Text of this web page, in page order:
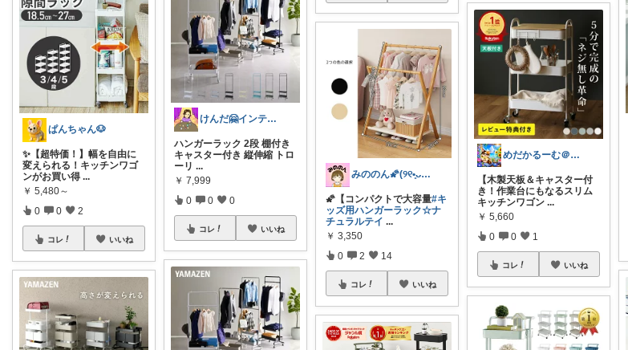
ぱんちゃん🐶
✨【超特価！】幅を自由に
変えられる！キッチンワゴ
ンがお買い得 ...
￥ 5,480～
0 0 2
コレ いいね
けんだ🤗インテリア多め
ハンガーラック 2段 棚付き
キャスター付き 縦伸縮 トロ
ーリ ...
￥ 7,999
0 0 0
コレ いいね
みののん🌠(୨୧•͈ᴗ•͈)感謝♡
🌠【コンパクトで大容量#キ
ッズ用ハンガーラック☆ナ
チュラルテイ ...
￥ 3,350
0 2 14
コレ いいね
めだかるーむ＠ありがとうございます。
【木製天板＆キャスター付
き！作業台にもなるスリム
キッチンワゴン ...
￥ 5,660
0 0 1
コレ いいね